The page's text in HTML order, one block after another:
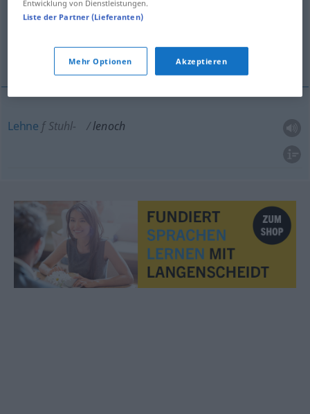
Übersicht aller Übersetzungen
(Für mehr Details die Übersetzung anklicken/antippen)
Lehne fStuhl- lenoch
Entwicklung von Dienstleistungen.
Liste der Partner (Lieferanten)
Mehr Optionen Akzeptieren